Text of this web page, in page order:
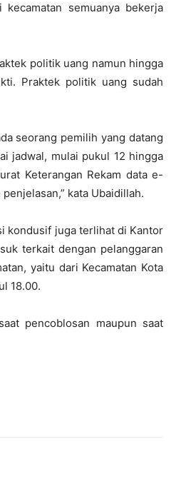
semuanya bekerja
politik uang namun hingga
Praktek politik uang sudah
seorang pemilih yang datang
jadwal, mulai pukul 12 hingga
Keterangan Rekam data e-
kata Ubaidillah.
kondusif juga terlihat di Kantor
terkait dengan pelanggaran
yaitu dari Kecamatan Kota
18.00.
pencoblosan maupun saat